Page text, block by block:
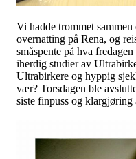
Vi hadde trommet
overnatting på Rena, og
småspente på hva
iherdig studier av
Ultrabirkere og hyppig
vær? Torsdagen ble
siste finpuss og klargjøring